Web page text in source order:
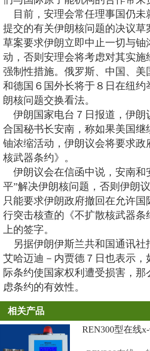
阿塞菲当天在例行
交伊朗核问题决议草
机”的，伊朗不会放弃
动不在考虑日程上。
合作变为对抗，“很明
们与国际原子能机构
目前，安理会常任理
提交的有关伊朗核问
草案要求伊朗立即中
动，否则安理会将考
强制性措施。俄罗斯
和德国６国外长将于
朗核问题交换看法。
伊朗国家电台７日报
合国秘书长安南，称
铀浓缩活动，伊朗议
核武器条约》。